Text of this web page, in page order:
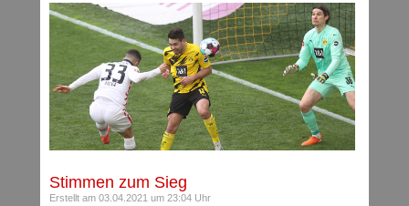
Stimmen zum Sieg
Erstellt am 03.04.2021 um 23:04 Uhr